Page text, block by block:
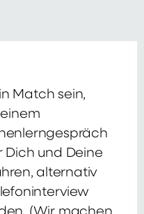
Match sein,
Dich und Deine
alternativ